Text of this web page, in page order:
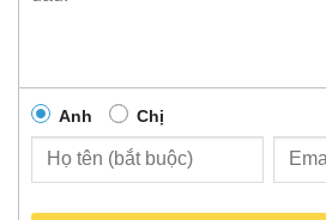
Anh Chị